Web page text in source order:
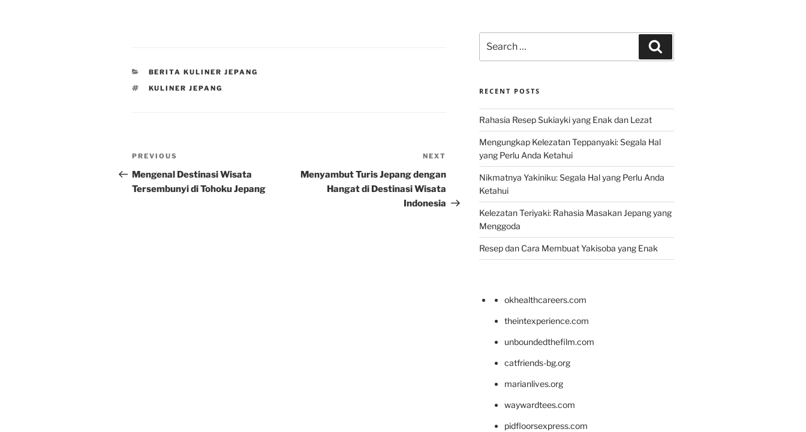
CATEGORIES
BERITA KULINER JEPANG
TAGS
KULINER JEPANG
Post
navigation
Previous
Post
PREVIOUS
Mengenal Destinasi Wisata
Tersembunyi di Tohoku Jepang
Post
NEXT
Menyambut Turis Jepang dengan
Hangat di Destinasi Wisata
Indonesia
for:
RECENT POSTS
Rahasia Resep Sukiayki yang Enak dan Lezat
Mengungkap Kelezatan Teppanyaki: Segala Hal
yang Perlu Anda Ketahui
Nikmatnya Yakiniku: Segala Hal yang Perlu Anda
Ketahui
Kelezatan Teriyaki: Rahasia Masakan Jepang yang
Menggoda
Resep dan Cara Membuat Yakisoba yang Enak
okhealthcareers.com
theintexperience.com
unboundedthefilm.com
catfriends-bg.org
marianlives.org
waywardtees.com
pidfloorsexpress.com